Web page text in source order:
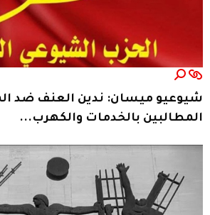
شيوعيو ميسان: ندين العنف ضد
المطالبين بالخدمات والكهرب...